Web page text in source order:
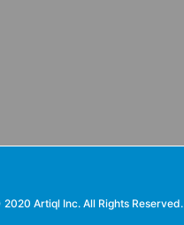
Artiql Inc. All Rights Reserved.